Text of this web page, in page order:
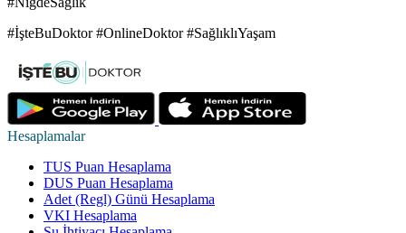
#İşteBuDoktor #OnlineDoktor #SağlıklıYaşam
Hesaplamalar
TUS Puan Hesaplama
DUS Puan Hesaplama
Adet (Regl) Günü Hesaplama
VKI Hesaplama